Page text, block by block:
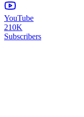
YouTube
210K
Subscribers